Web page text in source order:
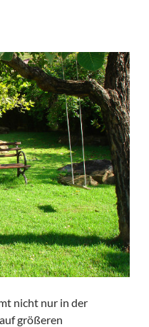
nicht nur in der
größeren